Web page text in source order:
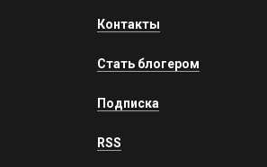
Контакты
Стать блогером
Подписка
RSS